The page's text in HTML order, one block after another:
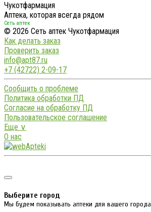
Чукотфармация
Аптека, которая всегда рядом
Сеть аптек
© 2026 Сеть аптек Чукотфармация
Как делать заказ
Проверить заказ
info@apt87.ru
+7 (42722) 2-09-17
Сообщить о проблеме
Политика обработки ПД
Согласие на обработку ПД
Пользовательское соглашение
Еще ∨
О нас
Выберите город
Мы будем показывать аптеки для вашего города